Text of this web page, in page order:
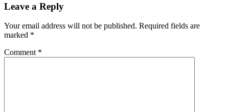
Leave a Reply
Your email address will not be published. Required fields are
marked *
Comment *